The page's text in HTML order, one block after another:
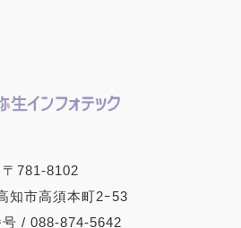
〒781-8102
知市高須本町2ｰ53
号 / 088-874-5642